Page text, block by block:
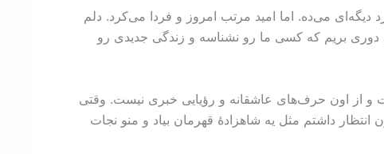
دیگه‌ای می‌ده. اما امید مرتب امروز و فردا می‌کرد. دلم
دوری بریم که کسی ما رو نشناسه و زندگی جدیدی رو
از اون حرف‌های عاشقانه و رؤیایی خبری نیست. وقتی
داشتم مثل یه شاهزادۀ قهرمان بیاد و منو نجات